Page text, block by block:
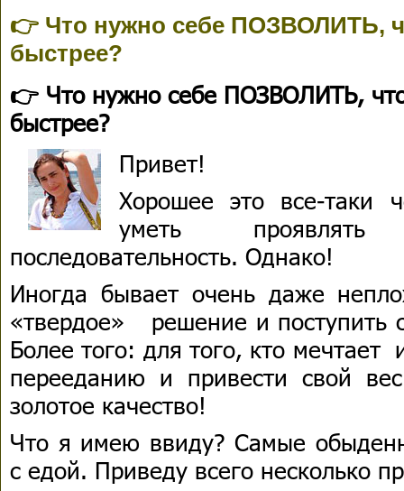
👉 Что нужно себе ПОЗВОЛИТЬ,
быстрее?
👉 Что нужно себе ПОЗВОЛИТЬ,
быстрее?
Привет!
Хорошее это все-таки
уметь
последовательность. Однако!
Иногда бывает очень даже
«твердое» решение и поступить
Более того: для того, кто мечтает
перееданию и привести свой
золотое качество!
Что я имею ввиду? Самые
с едой. Приведу всего несколько